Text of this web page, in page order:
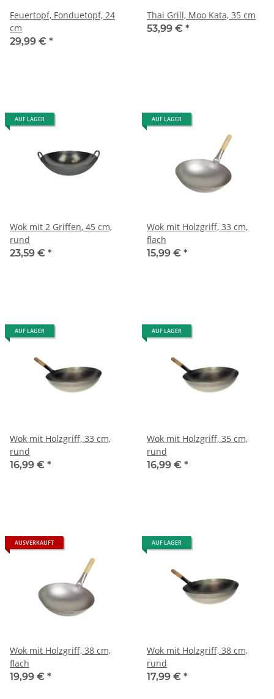
Feuertopf, Fonduetopf, 24
cm
29,99 € *
Thai Grill, Moo Kata, 35 cm
53,99 € *
AUF LAGER
Wok mit 2 Griffen, 45 cm,
rund
23,59 € *
AUF LAGER
Wok mit Holzgriff, 33 cm,
flach
15,99 € *
AUF LAGER
Wok mit Holzgriff, 33 cm,
rund
16,99 € *
AUF LAGER
Wok mit Holzgriff, 35 cm,
rund
16,99 € *
AUSVERKAUFT
Wok mit Holzgriff, 38 cm,
flach
19,99 € *
AUF LAGER
Wok mit Holzgriff, 38 cm,
rund
17,99 € *